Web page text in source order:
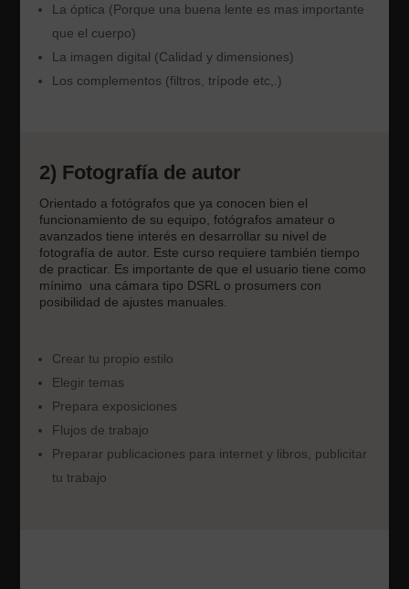
La óptica (Porque una buena lente es mas importante
que el cuerpo)
La imagen digital (Calidad y dimensiones)
Los complementos (filtros, trípode etc,.)
2) Fotografía de autor
Orientado a fotógrafos que ya conocen bien el
funcionamiento de su equipo, fotógrafos amateur o
avanzados tiene interés en desarrollar su nivel de
fotografía de autor. Este curso requiere también tiempo
de practicar. Es importante de que el usuario tiene como
mínimo una cámara tipo DSRL o prosumers con
posibilidad de ajustes manuales.
Crear tu propio estilo
Elegir temas
Prepara exposiciones
Flujos de trabajo
Preparar publicaciones para internet y libros, publicitar
tu trabajo